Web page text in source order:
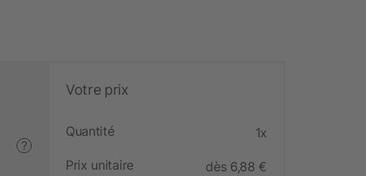
?
Votre prix
Quantité 1x
Prix unitaire dès 6,88 €